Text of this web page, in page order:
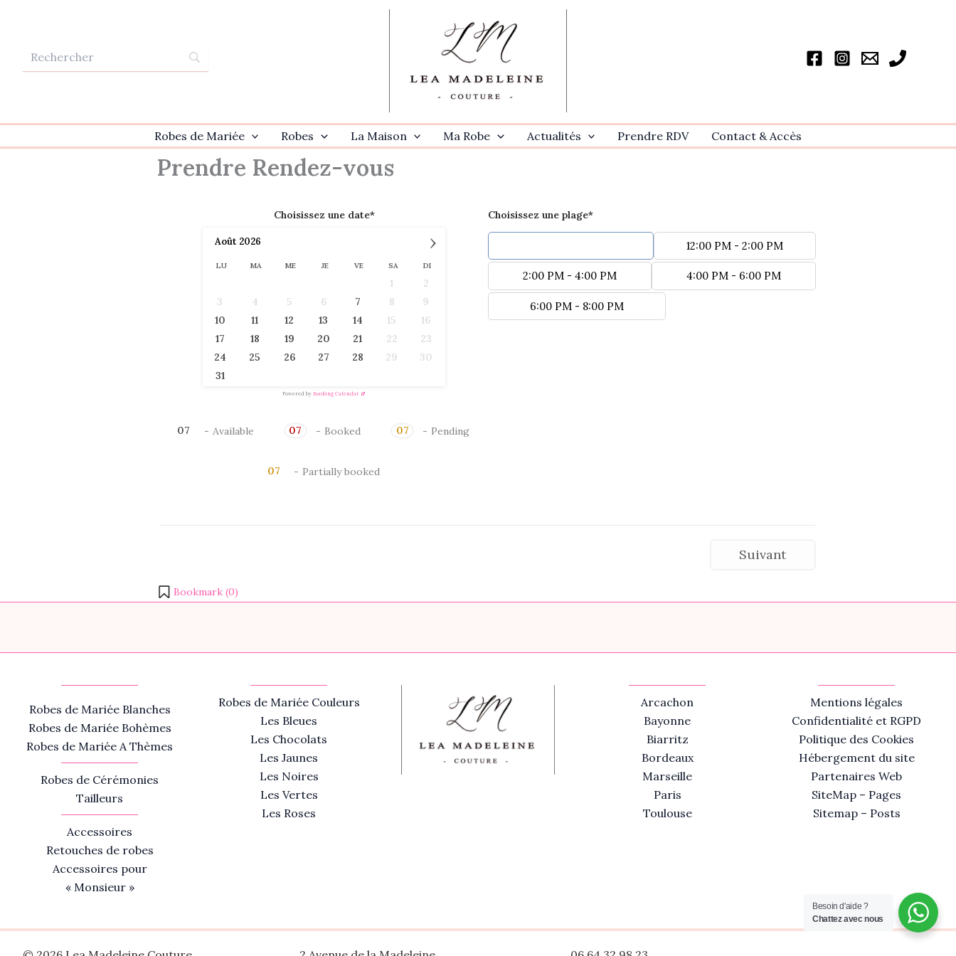
Robes de Mariée Robes La Maison Ma Robe Actualités Prendre RDV Contact & Accѐs
Prendre Rendez-vous
Choisissez une date*
›
Août 2026
LU MA ME JE VE SA DI
1
2
3
4 5 6 7 8
9
10
11 12 13 14 15
16
17
18 19 20 21 22
23
24
25 26 27 28 29
30
31
Powered by Booking Calendar
07 - Available 07 - Booked 07 - Pending
·
07 - Partially booked
Choisissez une plage*
12:00 PM - 2:00 PM
2:00 PM - 4:00 PM 4:00 PM - 6:00 PM
6:00 PM - 8:00 PM
Suivant
Bookmark (0)
Robes de Mariée Blanches
Robes de Mariée Bohèmes
Robes de Mariée A Thèmes
Robes de Cérémonies
Tailleurs
Accessoires
Retouches de robes
Accessoires pour
« Monsieur »
Robes de Mariée Couleurs
Les Bleues
Les Chocolats
Les Jaunes
Les Noires
Les Vertes
Les Roses
Arcachon
Bayonne
Biarritz
Bordeaux
Marseille
Paris
Toulouse
Mentions légales
Confidentialité et RGPD
Politique des Cookies
Hébergement du site
Partenaires Web
SiteMap – Pages
Sitemap – Posts
Besoin d'aide ?
Chattez avec nous